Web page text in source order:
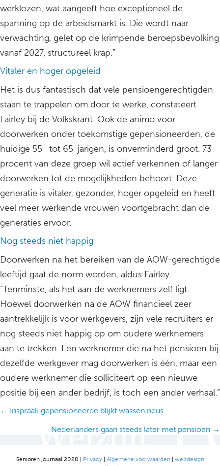
werklozen, wat aangeeft hoe exceptioneel de
spanning op de arbeidsmarkt is. Die wordt naar
verwachting, gelet op de krimpende beroepsbevolking
vanaf 2027, structureel krap.”
Vitaler en hoger opgeleid
Het is dus fantastisch dat vele pensioengerechtigden
staan te trappelen om door te werke, constateert
Fairley bij de Volkskrant. Ook de animo voor
doorwerken onder toekomstige gepensioneerden, de
huidige 55- tot 65-jarigen, is onverminderd groot. 73
procent van deze groep wil actief verkennen of langer
doorwerken tot de mogelijkheden behoort. Deze
generatie is vitaler, gezonder, hoger opgeleid en heeft
veel meer werkende vrouwen voortgebracht dan de
generaties ervoor.
Nog steeds niet happig
Doorwerken na het bereiken van de AOW-gerechtigde
leeftijd gaat de norm worden, aldus Fairley.
“Tenminste, als het aan de werknemers zelf ligt.
Hoewel doorwerken na de AOW financieel zeer
aantrekkelijk is voor werkgevers, zijn vele recruiters er
nog steeds niet happig op om oudere werknemers
aan te trekken. Een werknemer die na het pensioen bij
dezelfde werkgever mag doorwerken is één, maar een
oudere werknemer die solliciteert op een nieuwe
positie bij een ander bedrijf, is toch een ander verhaal.”
Posts
navigation
← Inspraak gepensioneerde blijkt wassen neus
Nederlanders gaan steeds later met pensioen →
Senioren journaal 2020 | Privacy| Algemene voorwaarden| webdesign